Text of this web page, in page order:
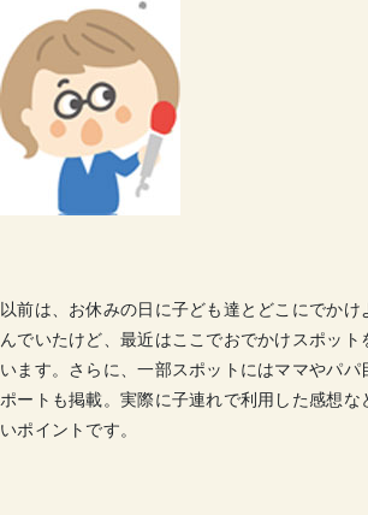
以前は、お休みの日に子ども達とどこにでか
んでいたけど、最近はここでおでかけスポット
います。さらに、一部スポットにはママやパパ
ポートも掲載。実際に子連れで利用した感想な
いポイントです。